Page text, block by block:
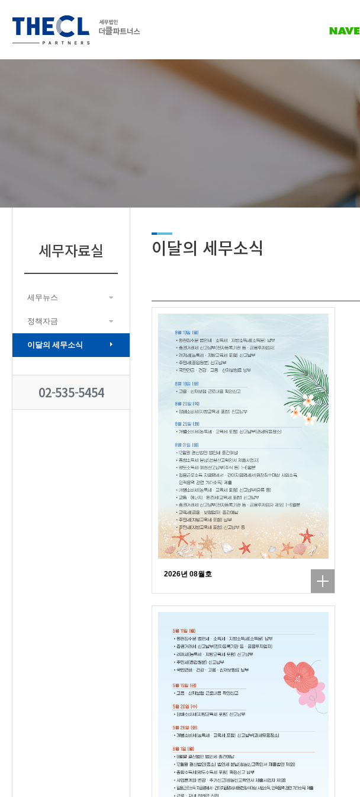
세무자료실
세무뉴스
정책자금
이달의 세무소식
02-535-5454
이달의 세무소식
2026년 08월호